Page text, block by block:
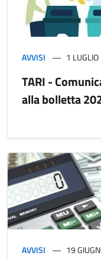
AVVISI 1
TARI -
alla bolletta
AVVISI 19